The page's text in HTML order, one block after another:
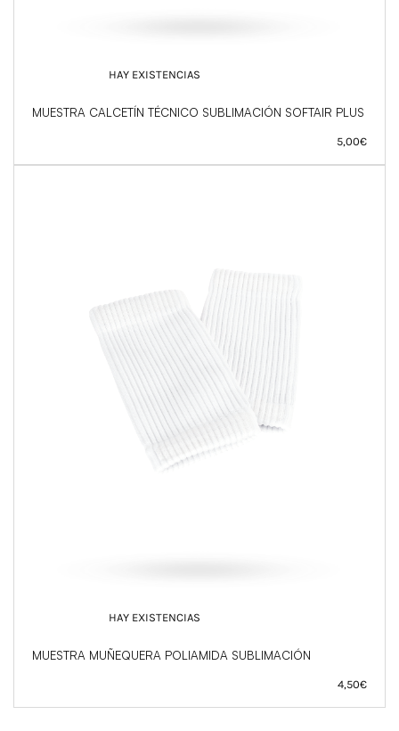
HAY EXISTENCIAS
MUESTRA CALCETÍN TÉCNICO SUBLIMACIÓN SOFTAIR PLUS
5,00€
HAY EXISTENCIAS
MUESTRA MUÑEQUERA POLIAMIDA SUBLIMACIÓN
4,50€